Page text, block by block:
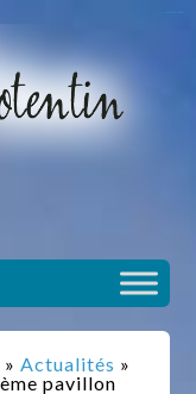
»Actualités »
pavillon